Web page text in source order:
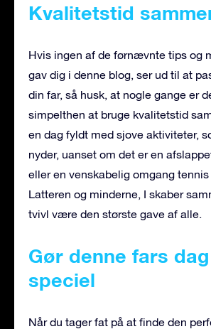
Kvalitetstid
Hvis ingen af de førnævnte tips og
gav dig i denne blog, ser ud til at
din far, så husk, at nogle gange er
simpelthen at bruge kvalitetstid
en dag fyldt med sjove aktiviteter,
nyder, uanset om det er en
eller en venskabelig omgang tennis
Latteren og minderne, I skaber
tvivl være den største gave af alle.
Gør denne fars
speciel
Når du tager fat på at finde den